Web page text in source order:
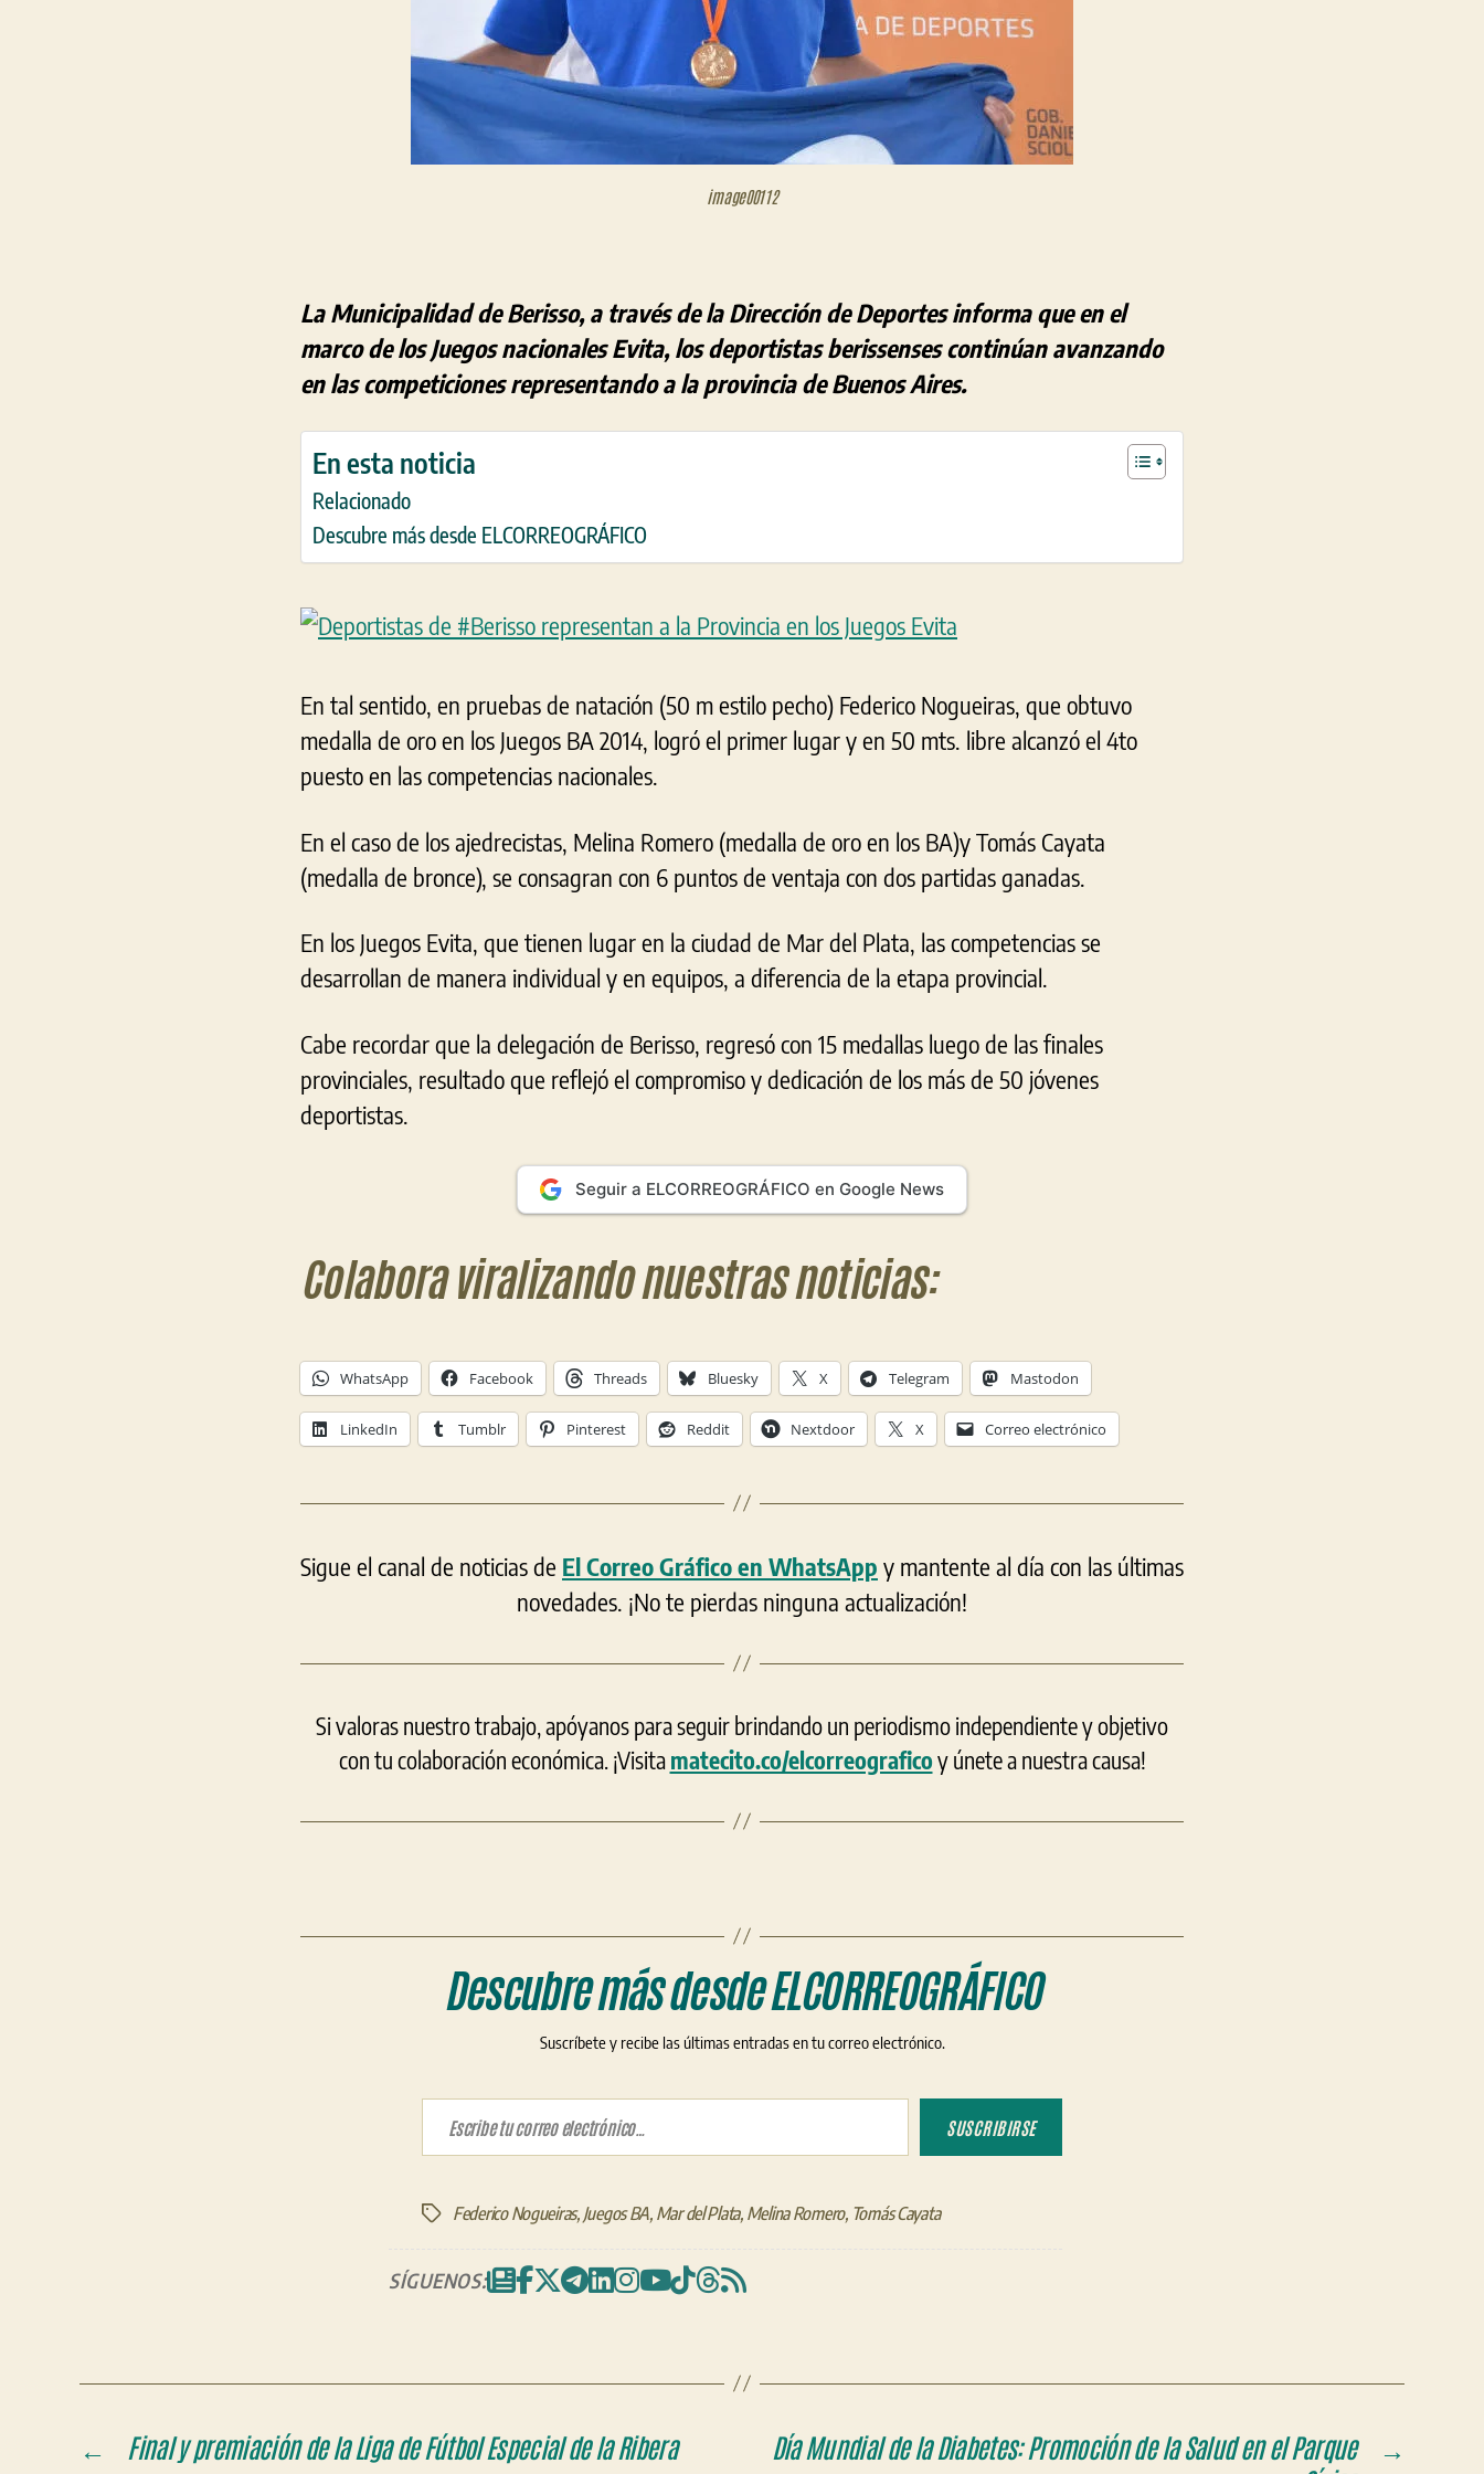
image00112
La Municipalidad de Berisso, a través de la Dirección de Deportes informa que en el
marco de los Juegos nacionales Evita, los deportistas berissenses continúan avanzando
en las competiciones representando a la provincia de Buenos Aires.
En esta noticia
Relacionado
Descubre más desde ELCORREOGRÁFICO
En tal sentido, en pruebas de natación (50 m estilo pecho) Federico Nogueiras, que obtuvo
medalla de oro en los Juegos BA 2014, logró el primer lugar y en 50 mts. libre alcanzó el 4to
puesto en las competencias nacionales.
En el caso de los ajedrecistas, Melina Romero (medalla de oro en los BA)y Tomás Cayata
(medalla de bronce), se consagran con 6 puntos de ventaja con dos partidas ganadas.
En los Juegos Evita, que tienen lugar en la ciudad de Mar del Plata, las competencias se
desarrollan de manera individual y en equipos, a diferencia de la etapa provincial.
Cabe recordar que la delegación de Berisso, regresó con 15 medallas luego de las finales
provinciales, resultado que reflejó el compromiso y dedicación de los más de 50 jóvenes
deportistas.
Seguir a ELCORREOGRÁFICO en Google News
Colabora viralizando nuestras noticias:
WhatsApp Facebook Threads Bluesky X Telegram Mastodon
LinkedIn Tumblr Pinterest Reddit Nextdoor X Correo electrónico
Sigue el canal de noticias de El Correo Gráfico en WhatsApp y mantente al día con las últimas
novedades. ¡No te pierdas ninguna actualización!
Si valoras nuestro trabajo, apóyanos para seguir brindando un periodismo independiente y objetivo
con tu colaboración económica. ¡Visitamatecito.co/elcorreograficoy únete a nuestra causa!
Descubre más desde ELCORREOGRÁFICO
Suscríbete y recibe las últimas entradas en tu correo electrónico.
Escribe tu correo electrónico…
SUSCRIBIRSE
EtiquetasFederico Nogueiras, Juegos BA, Mar del Plata, Melina Romero, Tomás Cayata
SÍGUENOS:
← Final y premiación de la Liga de Fútbol Especial de la Ribera →
Día Mundial de la Diabetes: Promoción de la Salud en el Parque